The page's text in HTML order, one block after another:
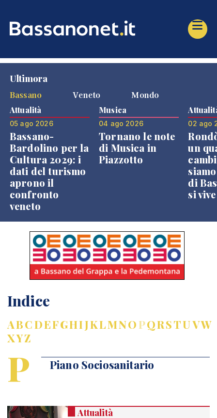
Ultimora
Bassano
Veneto Mondo
Attualità
05 ago 2026
Bassano-
Bardolino per la
Cultura 2029: i
dati del turismo
aprono il
confronto
veneto
Musica
04 ago 2026
Tornano le note
di Musica in
Piazzotto
02 ago
un
di
si
Indice
ABCDEFGHIJKLMNOPQRSTUVW
XYZ
P Piano Sociosanitario
Attualità